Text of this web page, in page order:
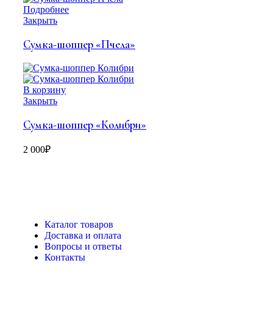
Подробнее
Закрыть
Сумка-шоппер «Пчела»
В корзину
Закрыть
Сумка-шоппер «Колибри»
2 000₽
Каталог товаров
Доставка и оплата
Вопросы и ответы
Контакты